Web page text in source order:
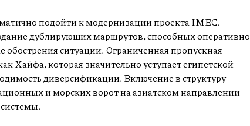
подойти к модернизации проекта IMEC.
дублирующих маршрутов, способных оперативно
обострения ситуации. Ограниченная пропускная
Хайфа, которая значительно уступает египетской
диверсификации. Включение в структуру
и морских ворот на азиатском направлении